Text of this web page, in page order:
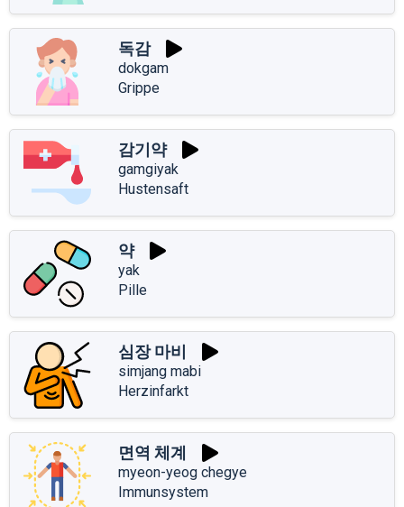
독감
dokgam
Grippe
감기약
gamgiyak
Hustensaft
약
yak
Pille
심장 마비
simjang mabi
Herzinfarkt
면역 체계
myeon-yeog chegye
Immunsystem